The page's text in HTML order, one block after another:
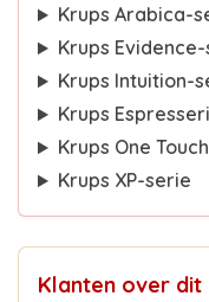
Krups Arabica-
Krups
Krups Intuition-
Krups
Krups One
Krups XP-serie
Klanten over